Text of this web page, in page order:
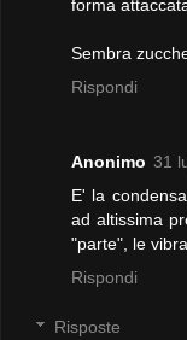
forma
Sembra
Rispondi
Anonimo 31
E' la
ad altissima
"parte", le
Rispondi
Risposte